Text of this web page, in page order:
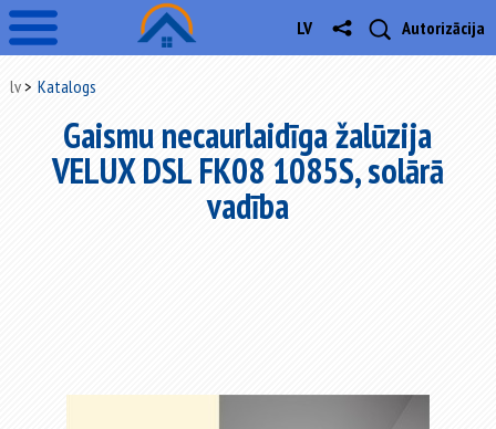
Autorizācija
LV
lv Katalogs
Gaismu necaurlaidīga žalūzija
VELUX DSL FK08 1085S, solārā
vadība